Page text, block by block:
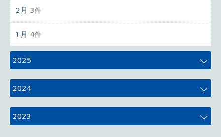
2月 3件
1月 4件
2025
12月
11月
2024
12月
2023